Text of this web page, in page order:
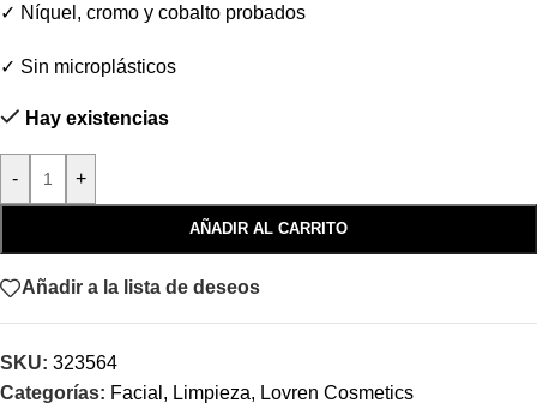
✓ Níquel, cromo y cobalto probados
✓ Sin microplásticos
Hay existencias
- +
AÑADIR AL CARRITO
Añadir a la lista de deseos
SKU: 323564
Categorías: Facial , Limpieza, Lovren Cosmetics